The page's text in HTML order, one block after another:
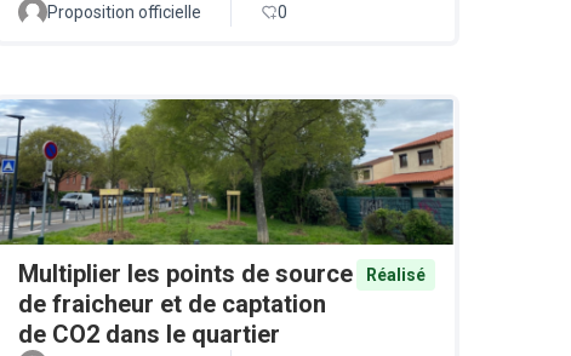
Proposition officielle 0
Multiplier les points de source
de fraicheur et de captation
de CO2 dans le quartier
Réalisé